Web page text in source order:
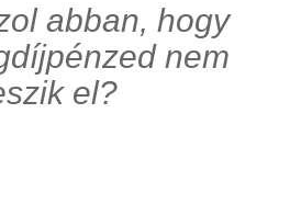
abban, hogy
nem
el?